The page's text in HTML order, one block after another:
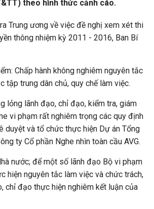
theo hình thức cảnh cáo.
Trung ương về việc đề nghị xem xét thi
thông nhiệm kỳ 2011 - 2016, Ban Bí
Chấp hành không nghiêm nguyên tắc
trung dân chủ, quy chế làm việc.
lỏng lãnh đạo, chỉ đạo, kiểm tra, giám
vi phạm rất nghiêm trọng các quy định
duyệt và tổ chức thực hiện Dự án Tổng
ty Cổ phần Nghe nhìn toàn cầu AVG.
nước; để một số lãnh đạo Bộ vi phạm
hiện nguyên tắc làm việc và chức trách,
chỉ đạo thực hiện nghiêm kết luận của